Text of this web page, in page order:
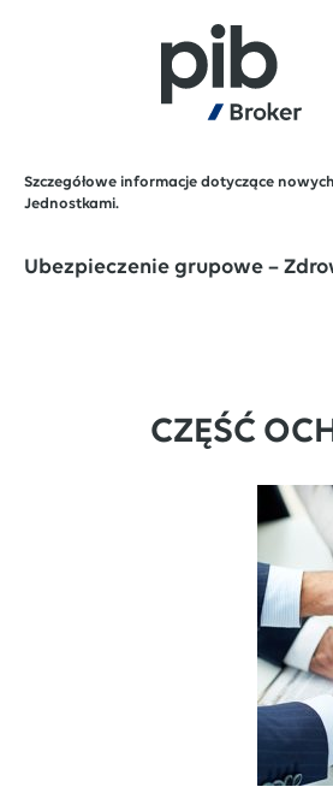
Szczegółowe informacje dotyczące
Jednostkami.
Ubezpieczenie grupowe –
CZĘŚĆ